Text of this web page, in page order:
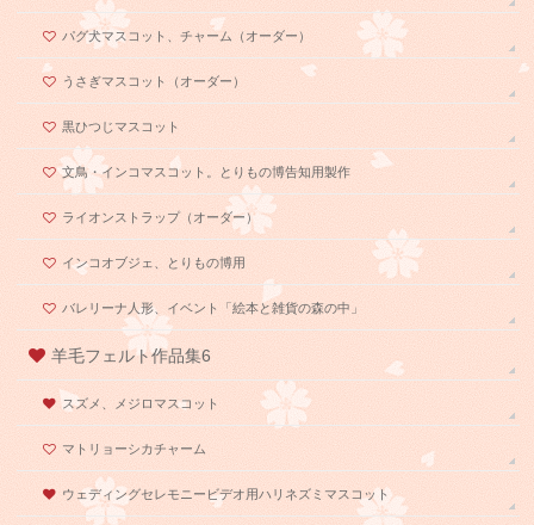
パグ犬マスコット、チャーム（オーダー）
うさぎマスコット（オーダー）
黒ひつじマスコット
文鳥・インコマスコット。とりもの博告知用製作
ライオンストラップ（オーダー）
インコオブジェ、とりもの博用
バレリーナ人形、イベント「絵本と雑貨の森の中」
羊毛フェルト作品集6
スズメ、メジロマスコット
マトリョーシカチャーム
ウェディングセレモニービデオ用ハリネズミマスコット